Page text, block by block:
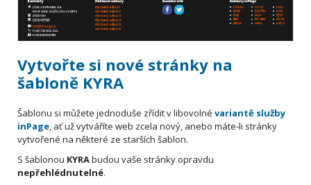
Vytvořte si nové stránky na
šabloně KYRA
Šablonu si můžete jednoduše zřídit v libovolné variantě služby
inPage, ať už vytváříte web zcela nový, anebo máte-li stránky
vytvořené na některé ze starších šablon.
S šablonou KYRAbudou vaše stránky opravdu
nepřehlédnutelné.